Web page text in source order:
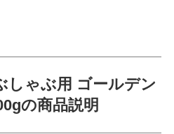
しゃぶ用 ゴールデン
の商品説明